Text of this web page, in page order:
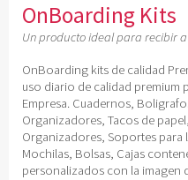
OnBoarding Kits
Un producto ideal para recibir
OnBoarding kits de calidad
uso diario de calidad premium
Empresa. Cuadernos,
Organizadores, Tacos de
Organizadores, Soportes para
Mochilas, Bolsas, Cajas
personalizados con la imagen